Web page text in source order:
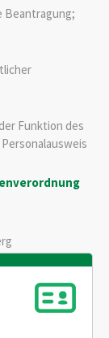
Beantragung;
Funktion des